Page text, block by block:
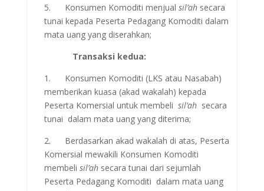
5. Konsumen Komoditi menjual sil’ah secara
tunai kepada Peserta Pedagang Komoditi dalam
mata uang yang diserahkan;
Transaksi kedua:
1. Konsumen Komoditi (LKS atau Nasabah)
memberikan kuasa (akad wakalah) kepada
Peserta Komersial untuk membeli sil’ah secara
tunai dalam mata uang yang diterima;
2. Berdasarkan akad wakalah di atas, Peserta
Komersial mewakili Konsumen Komoditi
membeli sil’ah secara tunai dari sejumlah
Peserta Pedagang Komoditi dalam mata uang